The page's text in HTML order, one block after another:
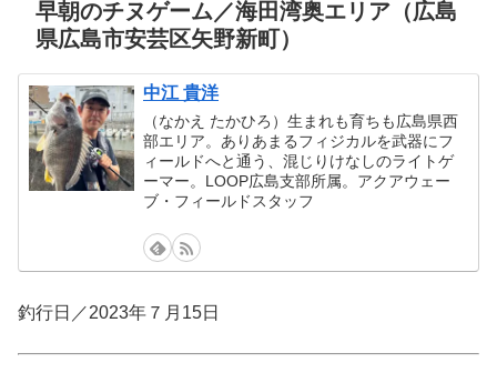
早朝のチヌゲーム／海田湾奥エリア（広島
県広島市安芸区矢野新町）
中江 貴洋
（なかえ たかひろ）生まれも育ちも広島県西
部エリア。ありあまるフィジカルを武器にフ
ィールドへと通う、混じりけなしのライトゲ
ーマー。LOOP広島支部所属。アクアウェー
ブ・フィールドスタッフ
釣行日／2023年７月15日